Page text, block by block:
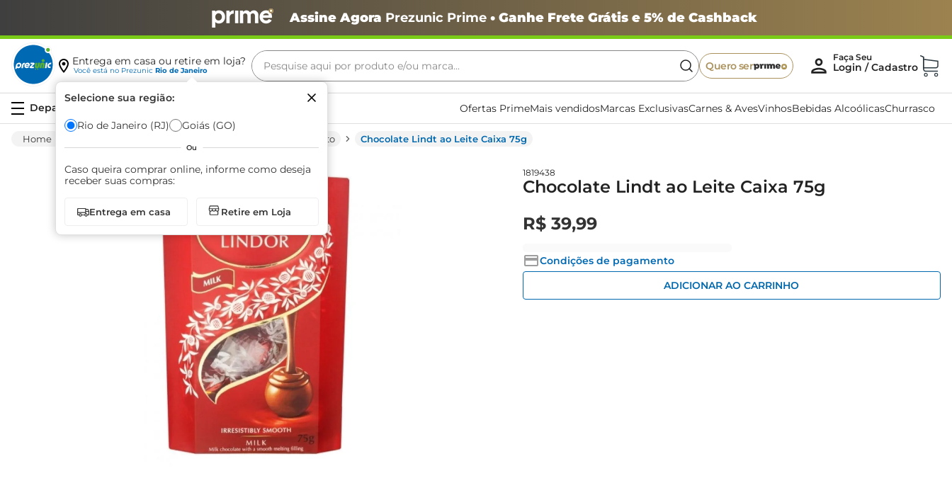
Assine Agora Prezunic Prime• Ganhe Frete Grátis e 5% de Cashback
Entrega em casa ou retire em loja?
Você está no Prezunic Rio de Janeiro
Selecione sua região:
Rio de Janeiro (RJ) Goiás (GO)
Ou
Caso queira comprar online, informe como deseja
receber suas compras:
Entrega em casa Retire em Loja
Pesquise aqui por produto e/ou marca...
Quero ser
Ofertas PrimeMais vendidosMarcas ExclusivasCarnes & AvesVinhosBebidas AlcoólicasChurrasco
Chocolate E Confeito Chocolate Lindt ao Leite Caixa 75g
1819438
Chocolate Lindt ao Leite Caixa 75g
R$ 39,99
Condições de pagamento
ADICIONAR AO CARRINHO
Termos mais buscados
café
arroz
biscoito
azeite
iogurte
papel higiênico
cerveja